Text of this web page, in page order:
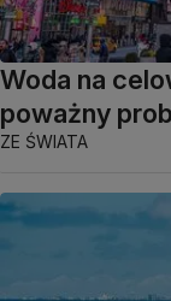
Woda na
poważny
ZE ŚWIATA